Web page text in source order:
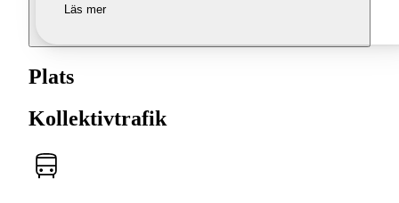
Läs mer
Plats
Kollektivtrafik